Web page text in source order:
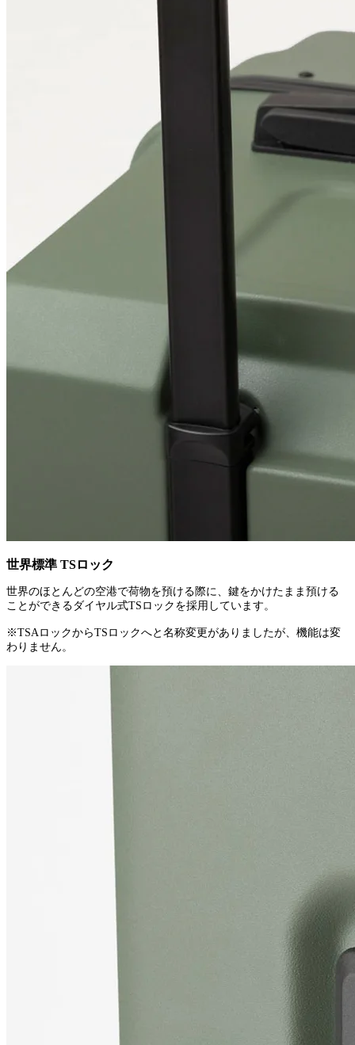
世界標準 TSロック
世界のほとんどの空港で荷物を預ける際に、鍵をかけたまま預ける
ことができるダイヤル式TSロックを採用しています。
※TSAロックからTSロックへと名称変更がありましたが、機能は変
わりません。